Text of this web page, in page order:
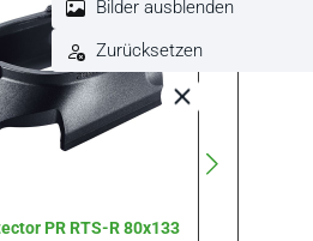
PR RTS-R 80x133
Bilder ausblenden
Zurücksetzen